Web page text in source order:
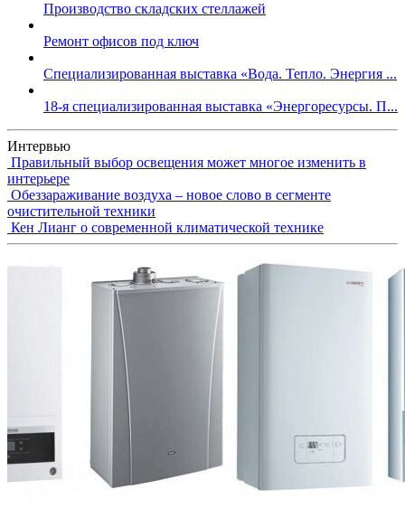
Производство складских стеллажей
Ремонт офисов под ключ
Специализированная выставка «Вода. Тепло. Энергия ...
18-я специализированная выставка «Энергоресурсы. П...
Интервью
Правильный выбор освещения может многое изменить в
интерьере
Обеззараживание воздуха – новое слово в сегменте
очистительной техники
Кен Лианг о современной климатической технике